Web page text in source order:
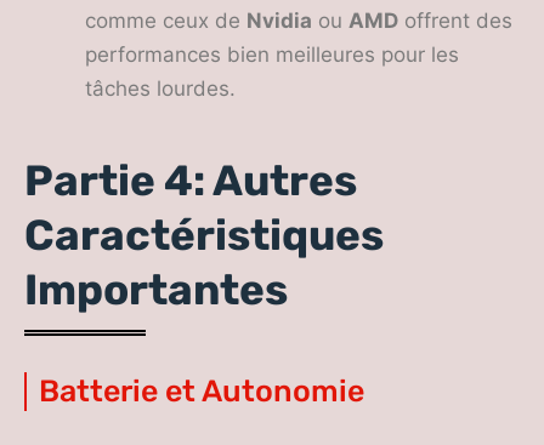
comme ceux de Nvidia ou AMD offrent des
performances bien meilleures pour les
tâches lourdes.
Partie 4: Autres
Caractéristiques
Importantes
Batterie et Autonomie